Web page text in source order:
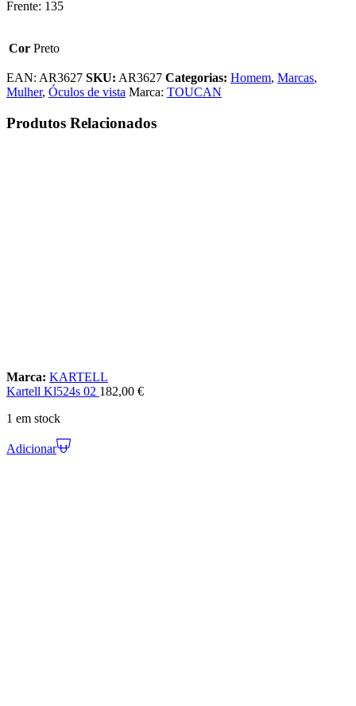
Frente: 135
Cor Preto
EAN: AR3627 SKU: AR3627 Categorias: Homem, Marcas,
Mulher, Óculos de vista Marca: TOUCAN
Produtos Relacionados
Marca: KARTELL
Kartell Kl524s 02 182,00 €
1 em stock
Adicionar